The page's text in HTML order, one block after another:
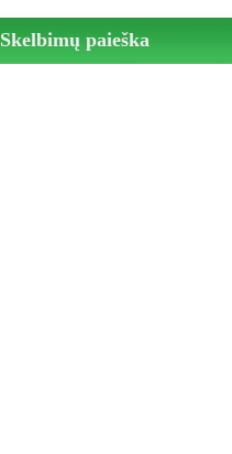
Skelbimų paieška